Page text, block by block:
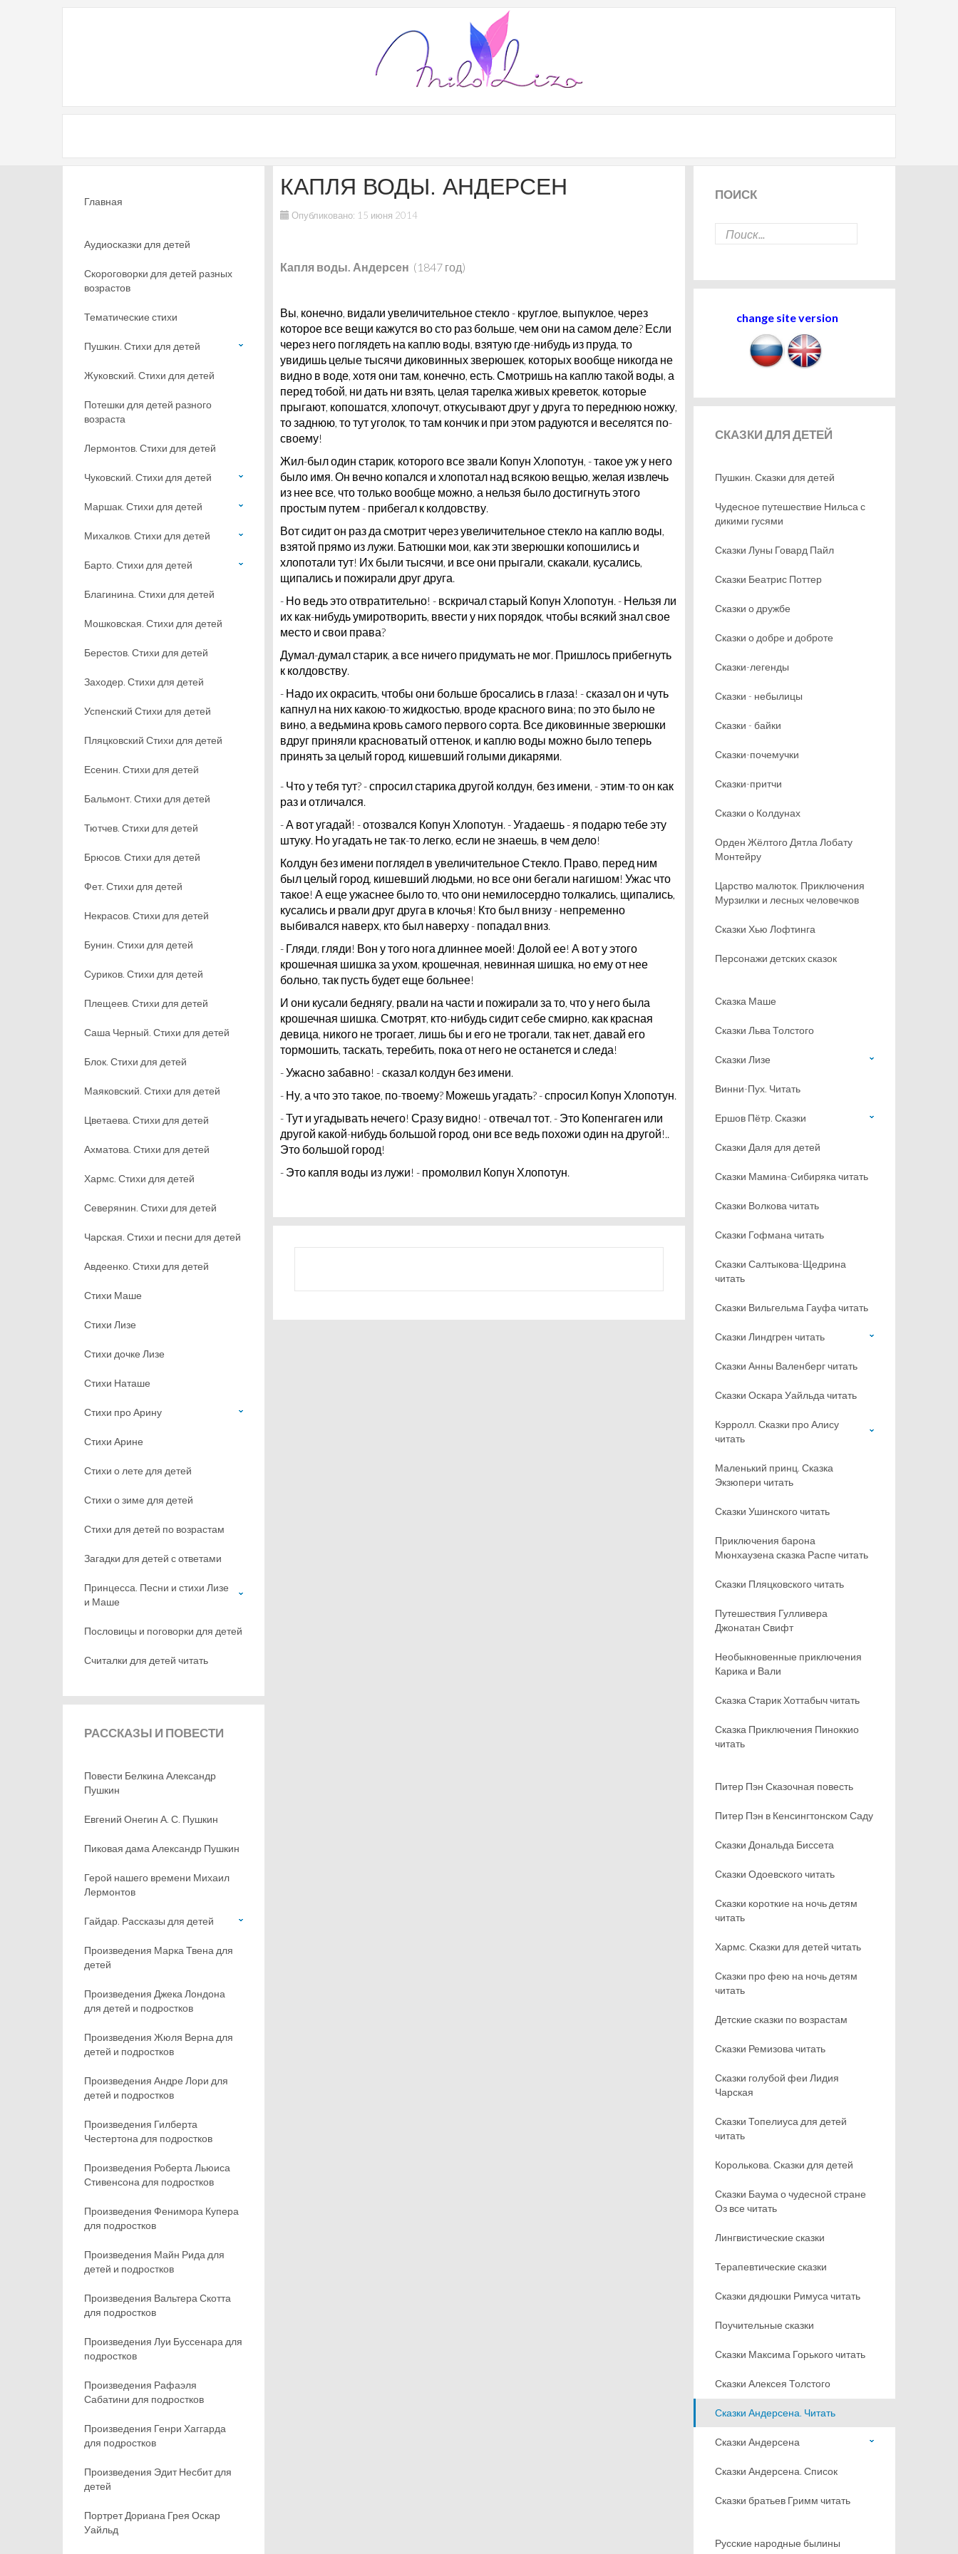
КАПЛЯ ВОДЫ. АНДЕРСЕН
Опубликовано: 15 июня 2014
Капля воды. Андерсен (1847 год)
Вы, конечно, видали увеличительное стекло - круглое, выпуклое, через
которое все вещи кажутся во сто раз больше, чем они на самом деле? Если
через него поглядеть на каплю воды, взятую где-нибудь из пруда, то
увидишь целые тысячи диковинных зверюшек, которых вообще никогда не
видно в воде, хотя они там, конечно, есть. Смотришь на каплю такой воды, а
перед тобой, ни дать ни взять, целая тарелка живых креветок, которые
прыгают, копошатся, хлопочут, откусывают друг у друга то переднюю ножку,
то заднюю, то тут уголок, то там кончик и при этом радуются и веселятся по-
своему!
Жил-был один старик, которого все звали Копун Хлопотун, - такое уж у него
было имя. Он вечно копался и хлопотал над всякою вещью, желая извлечь
из нее все, что только вообще можно, а нельзя было достигнуть этого
простым путем - прибегал к колдовству.
Вот сидит он раз да смотрит через увеличительное стекло на каплю воды,
взятой прямо из лужи. Батюшки мои, как эти зверюшки копошились и
хлопотали тут! Их были тысячи, и все они прыгали, скакали, кусались,
щипались и пожирали друг друга.
- Но ведь это отвратительно! - вскричал старый Копун Хлопотун. - Нельзя ли
их как-нибудь умиротворить, ввести у них порядок, чтобы всякий знал свое
место и свои права?
Думал-думал старик, а все ничего придумать не мог. Пришлось прибегнуть
к колдовству.
- Надо их окрасить, чтобы они больше бросались в глаза! - сказал он и чуть
капнул на них какою-то жидкостью, вроде красного вина; по это было не
вино, а ведьмина кровь самого первого сорта. Все диковинные зверюшки
вдруг приняли красноватый оттенок, и каплю воды можно было теперь
принять за целый город, кишевший голыми дикарями.
- Что у тебя тут? - спросил старика другой колдун, без имени, - этим-то он как
раз и отличался.
- А вот угадай! - отозвался Копун Хлопотун. - Угадаешь - я подарю тебе эту
штуку. Но угадать не так-то легко, если не знаешь, в чем дело!
Колдун без имени поглядел в увеличительное Стекло. Право, перед ним
был целый город, кишевший людьми, но все они бегали нагишом! Ужас что
такое! А еще ужаснее было то, что они немилосердно толкались, щипались,
кусались и рвали друг друга в клочья! Кто был внизу - непременно
выбивался наверх, кто был наверху - попадал вниз.
- Гляди, гляди! Вон у того нога длиннее моей! Долой ее! А вот у этого
крошечная шишка за ухом, крошечная, невинная шишка, но ему от нее
больно, так пусть будет еще больнее!
И они кусали беднягу, рвали на части и пожирали за то, что у него была
крошечная шишка. Смотрят, кто-нибудь сидит себе смирно, как красная
девица, никого не трогает, лишь бы и его не трогали, так нет, давай его
тормошить, таскать, теребить, пока от него не останется и следа!
- Ужасно забавно! - сказал колдун без имени.
- Ну, а что это такое, по-твоему? Можешь угадать? - спросил Копун Хлопотун.
- Тут и угадывать нечего! Сразу видно! - отвечал тот. - Это Копенгаген или
другой какой-нибудь большой город, они все ведь похожи один на другой!..
Это большой город!
- Это капля воды из лужи! - промолвил Копун Хлопотун.
Главная
Аудиосказки для детей
Скороговорки для детей разных
возрастов
Тематические стихи
Пушкин. Стихи для детей
Жуковский. Стихи для детей
Потешки для детей разного
возраста
Лермонтов. Стихи для детей
Чуковский. Стихи для детей
Маршак. Стихи для детей
Михалков. Стихи для детей
Барто. Стихи для детей
Благинина. Стихи для детей
Мошковская. Стихи для детей
Берестов. Стихи для детей
Заходер. Стихи для детей
Успенский Стихи для детей
Пляцковский Стихи для детей
Есенин. Стихи для детей
Бальмонт. Стихи для детей
Тютчев. Стихи для детей
Брюсов. Стихи для детей
Фет. Стихи для детей
Некрасов. Стихи для детей
Бунин. Стихи для детей
Суриков. Стихи для детей
Плещеев. Стихи для детей
Саша Черный. Стихи для детей
Блок. Стихи для детей
Маяковский. Стихи для детей
Цветаева. Стихи для детей
Ахматова. Стихи для детей
Хармс. Стихи для детей
Северянин. Стихи для детей
Чарская. Стихи и песни для детей
Авдеенко. Стихи для детей
Стихи Маше
Стихи Лизе
Стихи дочке Лизе
Стихи Наташе
Стихи про Арину
Стихи Арине
Стихи о лете для детей
Стихи о зиме для детей
Стихи для детей по возрастам
Загадки для детей с ответами
Принцесса. Песни и стихи Лизе
и Маше
Пословицы и поговорки для детей
Считалки для детей читать
РАССКАЗЫ И ПОВЕСТИ
Повести Белкина Александр
Пушкин
Евгений Онегин А. С. Пушкин
Пиковая дама Александр Пушкин
Герой нашего времени Михаил
Лермонтов
Гайдар. Рассказы для детей
Произведения Марка Твена для
детей
Произведения Джека Лондона
для детей и подростков
Произведения Жюля Верна для
детей и подростков
Произведения Андре Лори для
детей и подростков
Произведения Гилберта
Честертона для подростков
Произведения Роберта Льюиса
Стивенсона для подростков
Произведения Фенимора Купера
для подростков
Произведения Майн Рида для
детей и подростков
Произведения Вальтера Скотта
для подростков
Произведения Луи Буссенара для
подростков
Произведения Рафаэля
Сабатини для подростков
Произведения Генри Хаггарда
для подростков
Произведения Эдит Несбит для
детей
Портрет Дориана Грея Оскар
Уайльд
ПОИСК
change site version
СКАЗКИДЛЯ ДЕТЕЙ
Пушкин. Сказки для детей
Чудесное путешествие Нильса с
дикими гусями
Сказки Луны Говард Пайл
Сказки Беатрис Поттер
Сказки о дружбе
Сказки о добре и доброте
Сказки-легенды
Сказки - небылицы
Сказки - байки
Сказки-почемучки
Сказки-притчи
Сказки о Колдунах
Орден Жёлтого Дятла Лобату
Монтейру
Царство малюток. Приключения
Мурзилки и лесных человечков
Сказки Хью Лофтинга
Персонажи детских сказок
Сказка Маше
Сказки Льва Толстого
Сказки Лизе
Винни-Пух. Читать
Ершов Пётр. Сказки
Сказки Даля для детей
Сказки Мамина-Сибиряка читать
Сказки Волкова читать
Сказки Гофмана читать
Сказки Салтыкова-Щедрина
читать
Сказки Вильгельма Гауфа читать
Сказки Линдгрен читать
Сказки Анны Валенберг читать
Сказки Оскара Уайльда читать
Кэрролл. Сказки про Алису
читать
Маленький принц. Сказка
Экзюпери читать
Сказки Ушинского читать
Приключения барона
Мюнхаузена сказка Распе читать
Сказки Пляцковского читать
Путешествия Гулливера
Джонатан Свифт
Необыкновенные приключения
Карика и Вали
Сказка Старик Хоттабыч читать
Сказка Приключения Пиноккио
читать
Питер Пэн Сказочная повесть
Питер Пэн в Кенсингтонском Саду
Сказки Дональда Биссета
Сказки Одоевского читать
Сказки короткие на ночь детям
читать
Хармс. Сказки для детей читать
Сказки про фею на ночь детям
читать
Детские сказки по возрастам
Сказки Ремизова читать
Сказки голубой феи Лидия
Чарская
Сказки Топелиуса для детей
читать
Королькова. Сказки для детей
Сказки Баума о чудесной стране
Оз все читать
Лингвистические сказки
Терапевтические сказки
Сказки дядюшки Римуса читать
Поучительные сказки
Сказки Максима Горького читать
Сказки Алексея Толстого
Сказки Андерсена. Читать
Сказки Андерсена
Сказки Андерсена. Список
Сказки братьев Гримм читать
Русские народные былины